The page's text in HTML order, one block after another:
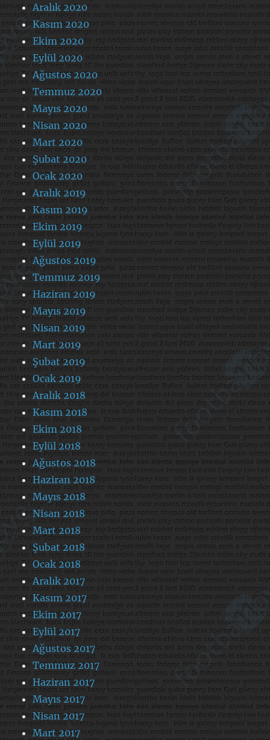
Aralık 2020
Kasım 2020
Ekim 2020
Eylül 2020
Ağustos 2020
Temmuz 2020
Mayıs 2020
Nisan 2020
Mart 2020
Şubat 2020
Ocak 2020
Aralık 2019
Kasım 2019
Ekim 2019
Eylül 2019
Ağustos 2019
Temmuz 2019
Haziran 2019
Mayıs 2019
Nisan 2019
Mart 2019
Şubat 2019
Ocak 2019
Aralık 2018
Kasım 2018
Ekim 2018
Eylül 2018
Ağustos 2018
Haziran 2018
Mayıs 2018
Nisan 2018
Mart 2018
Şubat 2018
Ocak 2018
Aralık 2017
Kasım 2017
Ekim 2017
Eylül 2017
Ağustos 2017
Temmuz 2017
Haziran 2017
Mayıs 2017
Nisan 2017
Mart 2017